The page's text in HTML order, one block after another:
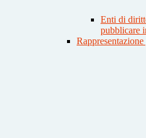
Enti di
pubblicare